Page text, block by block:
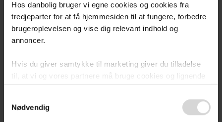
Hos danbolig bruger vi egne cookies og cookies fra
tredjeparter for at få hjemmesiden til at fungere, forbedre
brugeroplevelsen og vise dig relevant indhold og
annoncer.​
Hvis du giver samtykke til marketing giver du tilladelse
til, at vi og vores partnere må bruge cookies og lignende
danbolig.dk. Vi kan kombinere disse oplysninger med
andre data og anvende dem til målrettet markedsføring til
Selection
Nødvendig
Hipt og ungt
Stort udvalg af